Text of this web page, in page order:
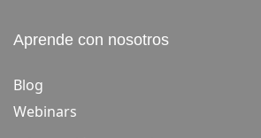
Aprende con nosotros
Blog
Webinars